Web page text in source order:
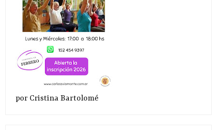
por Cristina Bartolomé